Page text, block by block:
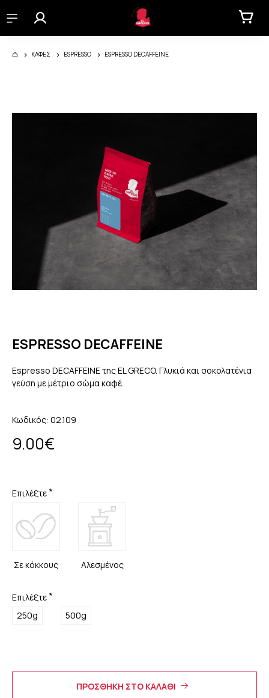
ΚΑΦΕΣ ESPRESSO ESPRESSO DECAFFEINE
ESPRESSO DECAFFEINE
Espresso DECAFFEINE της EL GRECO. Γλυκιά και σοκολατένια
γεύση με μέτριο σώμα καφέ.
9.00€
Κωδικός: 02.109
Επιλέξτε
Σε κόκκους Αλεσμένος
Επιλέξτε
250g
500g
ΠΡΟΣΘΗΚΗ ΣΤΟ ΚΑΛΑΘΙ